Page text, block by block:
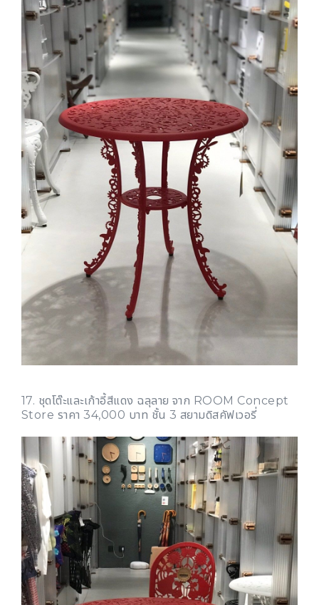
17. ชุดโต๊ะและเก้าอี้สีแดง ฉลุลาย จาก ROOM Concept
Store ราคา 34,000 บาท ชั้น 3 สยามดิสคัฟเวอรี่